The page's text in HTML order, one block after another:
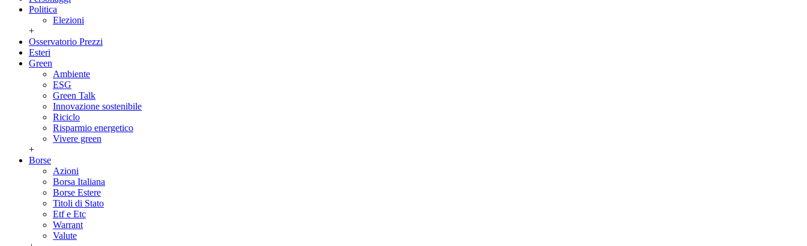
Politica
Elezioni
+
Osservatorio Prezzi
Esteri
Green
Ambiente
ESG
Green Talk
Innovazione sostenibile
Riciclo
Risparmio energetico
Vivere green
+
Borse
Azioni
Borsa Italiana
Borse Estere
Titoli di Stato
Etf e Etc
Warrant
Valute